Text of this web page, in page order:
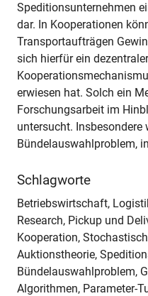
Speditionsunternehmen
dar. In Kooperationen
Transportaufträgen
sich hierfür ein
erwiesen hat. Solch ein
Forschungsarbeit im
untersucht.
Bündelauswahlproblem,
Schlagworte
Betriebswirtschaft,
Research, Pickup und
Kooperation,
Auktionstheorie,
Bündelauswahlproblem,
Algorithmen, Parameter-